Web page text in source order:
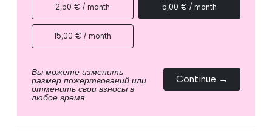
2,50 € / month 5,00 € / month
15,00 € / month
Вы можете изменить
размер пожертвований или
отменить свои взносы в
любое время
Continue →